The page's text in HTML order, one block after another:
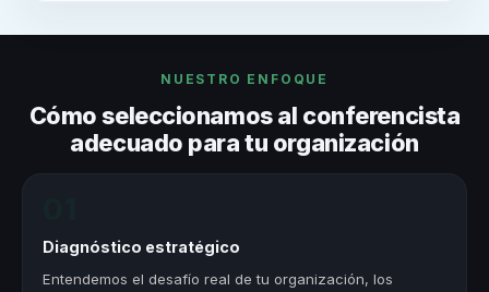
NUESTRO ENFOQUE
Cómo seleccionamos al conferencista
adecuado para tu organización
Diagnóstico estratégico
Entendemos el desafío real de tu organización, los